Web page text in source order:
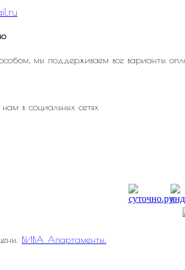
мы поддерживаем все варианты
в социальных сетях
ВИВА Апартаменты.